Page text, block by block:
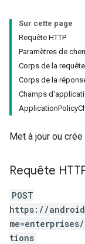
Sur cette page
Requête HTTP
Paramètres de
Corps de la requête
Corps de la
Champs
Met à jour ou
Requête
POST
https://
tions